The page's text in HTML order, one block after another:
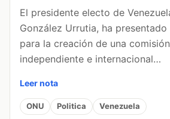
El presidente electo de
González Urrutia, ha
para la creación de una
independiente e internacional…
Leer nota
ONU Politica Venezuela